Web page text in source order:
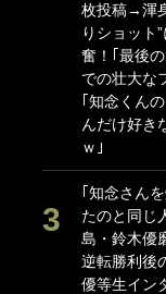
枚投稿→渾
りショット
奮！｢最後
での壮大な
｢知念くん
んだけ好き
ｗ｣
｢知念さん
たのと同じ
島・鈴木優
逆転勝利後
優等生イン